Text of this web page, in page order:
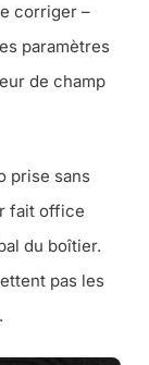
corriger –
paramètres
de champ
prise sans
fait office
du boîtier.
pas les